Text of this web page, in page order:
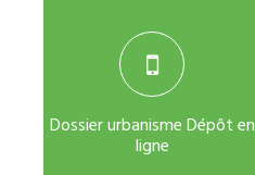
Dossier urbanisme Dépôt en
ligne